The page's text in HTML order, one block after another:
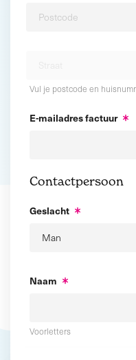
Vul je postcode en
E-mailadres factuur
Contactpersoon
Geslacht
Naam
Voorletters